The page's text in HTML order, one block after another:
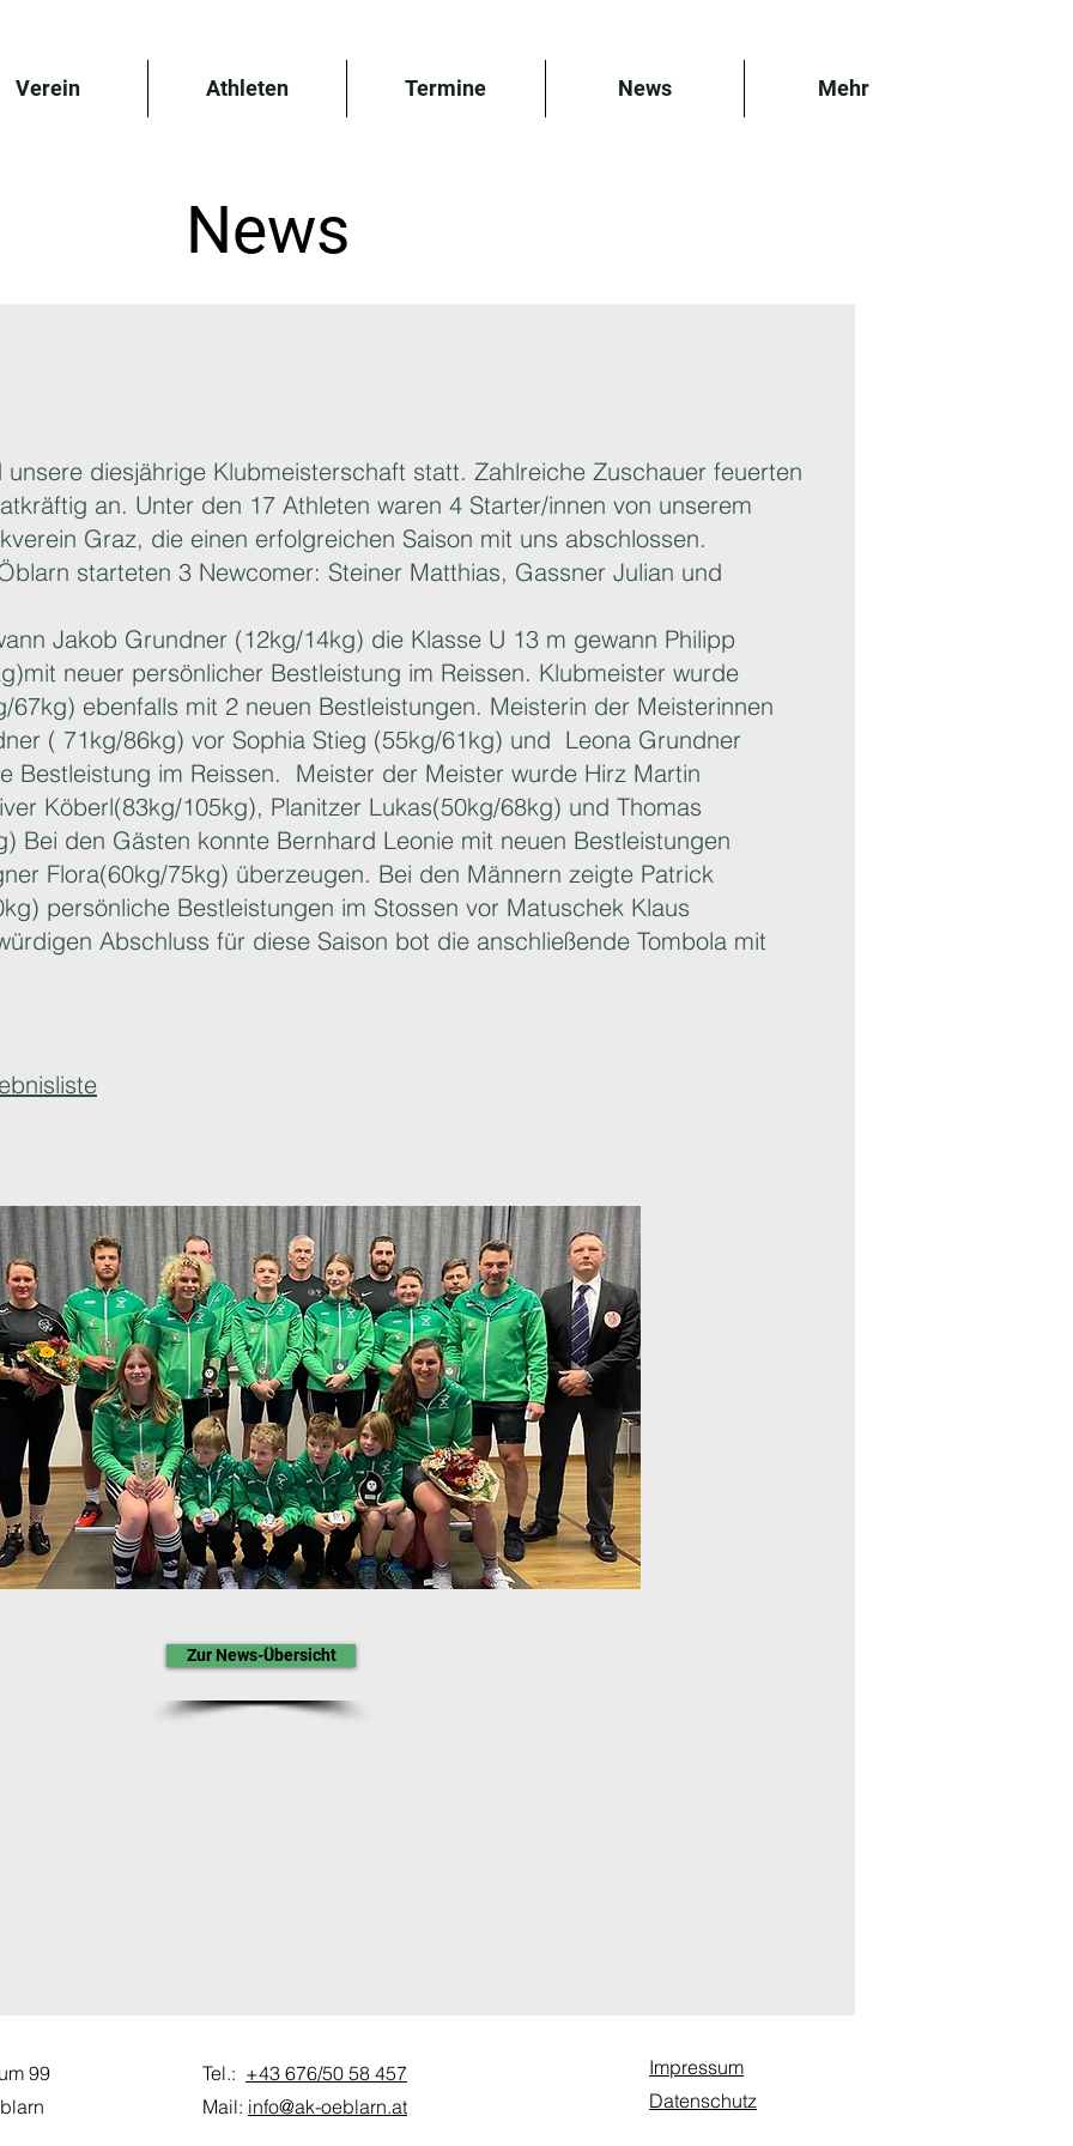
Verein Athleten Termine News Mehr
News
diesjährige Klubmeisterschaft statt. Zahlreiche Zuschauer feuerten
an. Unter den 17 Athleten waren 4 Starter/innen von unserem
Graz, die einen erfolgreichen Saison mit uns abschlossen.
starteten 3 Newcomer: Steiner Matthias, Gassner Julian und
Jakob Grundner (12kg/14kg) die Klasse U 13 m gewann Philipp
neuer persönlicher Bestleistung im Reissen. Klubmeister wurde
67kg) ebenfalls mit 2 neuen Bestleistungen. Meisterin der Meisterinnen
( 71kg/86kg) vor Sophia Stieg (55kg/61kg) und Leona Grundner
Bestleistung im Reissen. Meister der Meister wurde Hirz Martin
Köberl(83kg/105kg), Planitzer Lukas(50kg/68kg) und Thomas
Bei den Gästen konnte Bernhard Leonie mit neuen Bestleistungen
Flora(60kg/75kg) überzeugen. Bei den Männern zeigte Patrick
persönliche Bestleistungen im Stossen vor Matuschek Klaus
Abschluss für diese Saison bot die anschließende Tombola mit
Zur News-Übersicht
99
Tel.: +43 676/50 58 457
Mail: info@ak-oeblarn.at
Impressum
Datenschutz